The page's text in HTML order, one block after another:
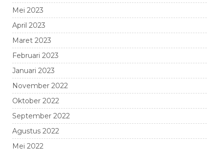
Mei 2023
April 2023
Maret 2023
Februari 2023
Januari 2023
November 2022
Oktober 2022
September 2022
Agustus 2022
Mei 2022